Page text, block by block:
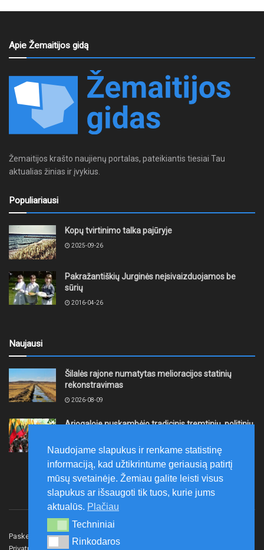
Apie Žemaitijos gidą
Žemaitijos krašto naujienų portalas, pateikiantis tiesiai Tau
aktualias žinias ir įvykius.
Populiariausi
Kopų tvirtinimo talka pajūryje
2025-09-26
Pakražantiškių Jurginės neįsivaizduojamos be
sūrių
2016-04-26
Naujausi
Šilalės rajone numatytas melioracijos statinių
rekonstravimas
2026-08-09
Ariogaloje nuskambėjo tradicinis tremtinių, politinių
širdy“
2026-08-08
Paskelbk naujieną Rašyti redakcijai
Naudojame slapukus ir renkame statistinę
informaciją, kad užtikrintume geriausią patirtį
mūsų svetainėje. Žemiau galite leisti visus
slapukus ar išsaugoti tik tuos, kurie jums
aktualūs. Plačiau
Techniniai
Techniniai
Rinkodaros
Rinkodaros